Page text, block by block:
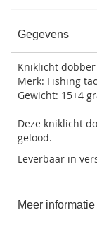
Gegevens
Kniklicht
Merk: Fishing
Gewicht: 15+4
Deze kniklicht
gelood.
Leverbaar in
Meer informatie